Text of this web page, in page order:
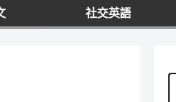
社交英語